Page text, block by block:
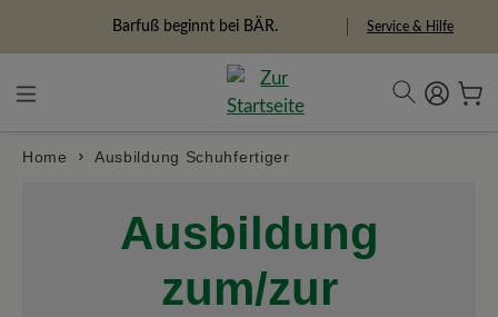
Barfuß beginnt bei BÄR. Service & Hilfe
Home Ausbildung Schuhfertiger
Ausbildung
zum/zur